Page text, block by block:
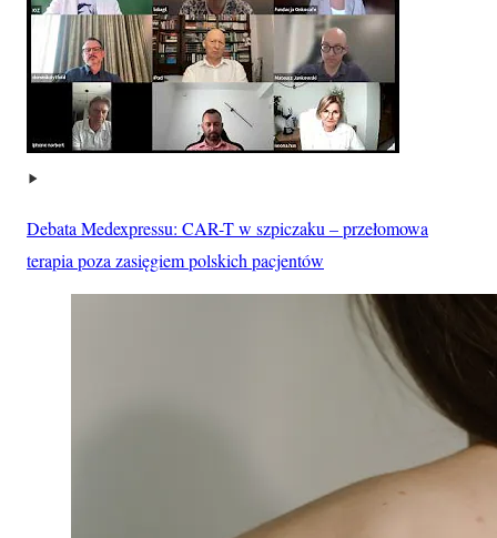
Debata Medexpressu: CAR-T w szpiczaku – przełomowa
terapia poza zasięgiem polskich pacjentów